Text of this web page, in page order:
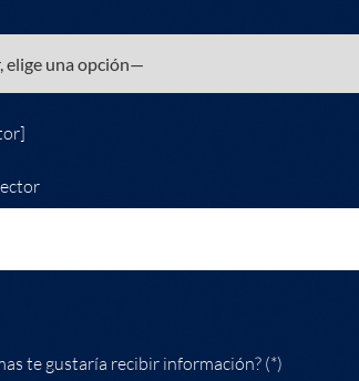
te gustaría recibir información? (*)